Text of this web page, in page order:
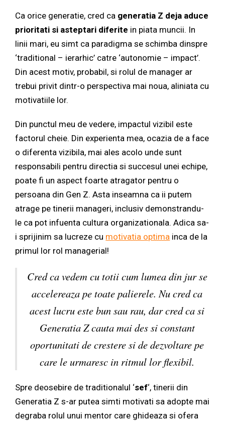
Ca orice generatie, cred ca generatia Z deja aduce
prioritati si asteptari diferite in piata muncii. In
linii mari, eu simt ca paradigma se schimba dinspre
‘traditional – ierarhic’ catre ‘autonomie – impact’.
Din acest motiv, probabil, si rolul de manager ar
trebui privit dintr-o perspectiva mai noua, aliniata cu
motivatiile lor.
Din punctul meu de vedere, impactul vizibil este
factorul cheie. Din experienta mea, ocazia de a face
o diferenta vizibila, mai ales acolo unde sunt
responsabili pentru directia si succesul unei echipe,
poate fi un aspect foarte atragator pentru o
persoana din Gen Z. Asta inseamna ca ii putem
atrage pe tinerii manageri, inclusiv demonstrandu-
le ca pot infuenta cultura organizationala. Adica sa-
i sprijinim sa lucreze cu motivatia optima inca de la
primul lor rol managerial!
Cred ca vedem cu totii cum lumea din jur se
accelereaza pe toate palierele. Nu cred ca
acest lucru este bun sau rau, dar cred ca si
Generatia Z cauta mai des si constant
oportunitati de crestere si de dezvoltare pe
care le urmaresc in ritmul lor flexibil.
Spre deosebire de traditionalul ‘sef‘, tinerii din
Generatia Z s-ar putea simti motivati sa adopte mai
degraba rolul unui mentor care ghideaza si ofera